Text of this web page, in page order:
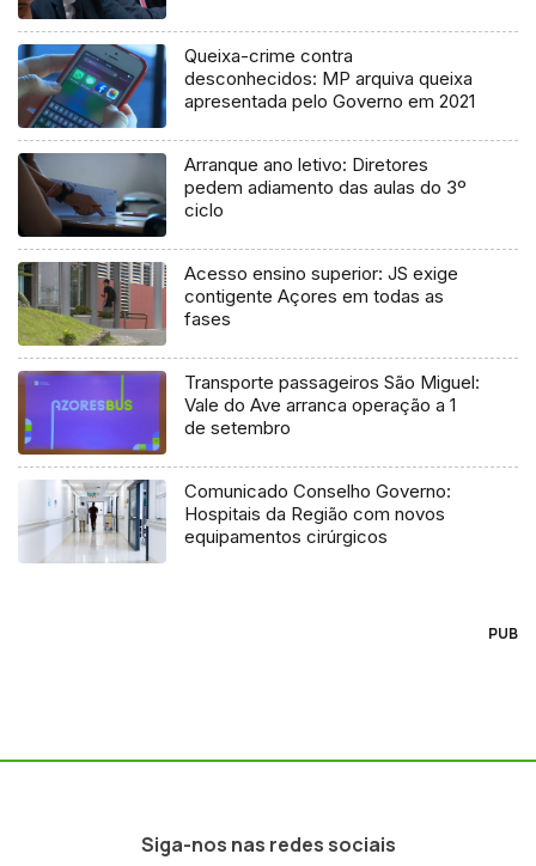
Queixa-crime contra
desconhecidos: MP arquiva queixa
apresentada pelo Governo em 2021
Arranque ano letivo: Diretores
pedem adiamento das aulas do 3º
ciclo
Acesso ensino superior: JS exige
contigente Açores em todas as
fases
Transporte passageiros São Miguel:
Vale do Ave arranca operação a 1
de setembro
Comunicado Conselho Governo:
Hospitais da Região com novos
equipamentos cirúrgicos
PUB
Siga-nos nas redes sociais